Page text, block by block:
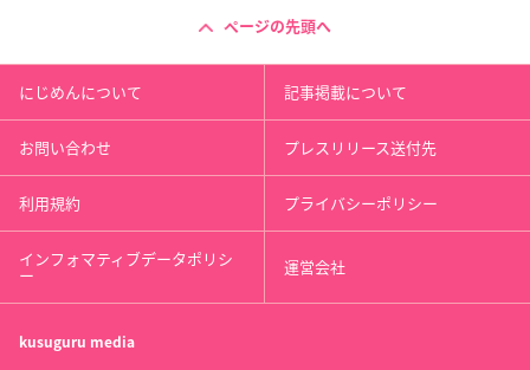
ページの先頭へ
にじめんについて 記事掲載について
お問い合わせ プレスリリース送付先
利用規約 プライバシーポリシー
インフォマティブデータポリシ
ー 運営会社
kusuguru media